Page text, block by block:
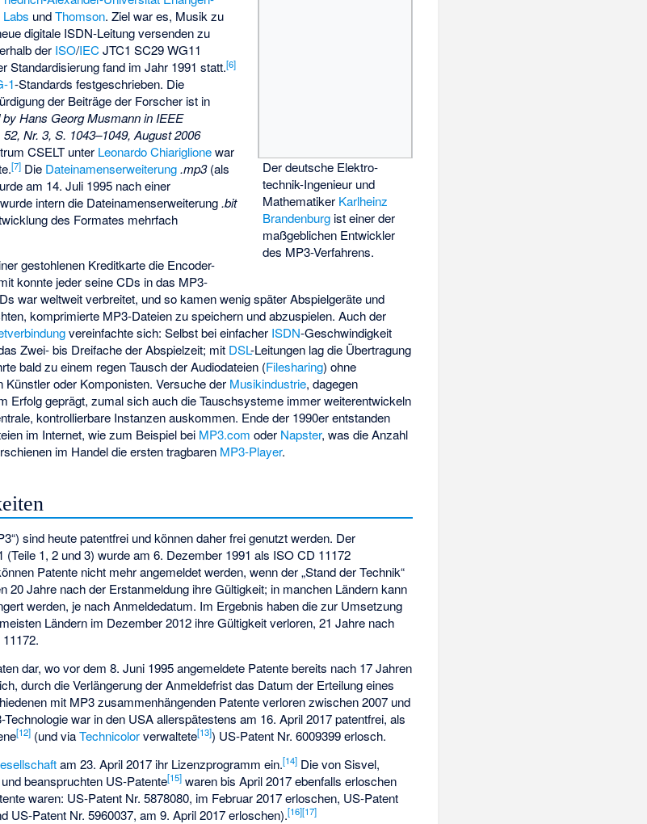
Der deutsche Elektro­
technik-​Inge­nieur und
Mathe­matiker Karlheinz
Brandenburg ist einer der
maßgeb­lichen Ent­wickler
des MP3-Ver­fahrens.
Labs undThomson. Ziel war es, Musik zu
digitale ISDN-Leitung versenden zu
der ISO/IECJTC1 SC29 WG11
Standardisierung fand im Jahr 1991 statt.[6]
1-Standards festgeschrieben. Die
der Beiträge der Forscher ist in
Hans Georg Musmann in IEEE
Nr. 3, S. 1043–1049, August 2006
CSELT unter Leonardo Chiariglionewar
[7] Die Dateinamenserweiterung .mp3(als
am 14. Juli 1995 nach einer
intern die Dateinamenserweiterung.bit
des Formates mehrfach
gestohlenen Kreditkarte die Encoder-
konnte jeder seine CDs in das MP3-
war weltweit verbreitet, und so kamen wenig später Abspielgeräte und
komprimierte MP3-Dateien zu speichern und abzuspielen. Auch der
vereinfachte sich: Selbst bei einfacher ISDN-Geschwindigkeit
Zwei- bis Dreifache der Abspielzeit; mit DSL-Leitungen lag die Übertragung
bald zu einem regen Tausch der Audiodateien (Filesharing) ohne
Künstler oder Komponisten. Versuche der Musikindustrie, dagegen
Erfolg geprägt, zumal sich auch die Tauschsysteme immer weiterentwickeln
kontrollierbare Instanzen auskommen. Ende der 1990er entstanden
im Internet, wie zum Beispiel bei MP3.com oder Napster, was die Anzahl
im Handel die ersten tragbaren MP3-Player.
sind heute patentfrei und können daher frei genutzt werden. Der
1, 2 und 3) wurde am 6. Dezember 1991 als ISO CD 11172
Patente nicht mehr angemeldet werden, wenn der „Stand der Technik“
20 Jahre nach der Erstanmeldung ihre Gültigkeit; in manchen Ländern kann
werden, je nach Anmeldedatum. Im Ergebnis haben die zur Umsetzung
Ländern im Dezember 2012 ihre Gültigkeit verloren, 21 Jahre nach
dar, wo vor dem 8. Juni 1995 angemeldete Patente bereits nach 17 Jahren
durch die Verlängerung der Anmeldefrist das Datum der Erteilung eines
mit MP3 zusammenhängenden Patente verloren zwischen 2007 und
Technologie war in den USA allerspätestens am 16. April 2017 patentfrei, als
[12] (und viaTechnicolorverwaltete[13]) US-Patent Nr. 6009399 erlosch.
am 23. April 2017 ihr Lizenzprogramm ein.[14] Die von Sisvel,
beanspruchten US-Patente[15] waren bis April 2017 ebenfalls erloschen
waren: US-Patent Nr. 5878080, im Februar 2017 erloschen, US-Patent
US-Patent Nr. 5960037, am 9. April 2017 erloschen).[16][17]